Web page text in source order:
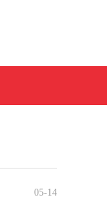
05-14